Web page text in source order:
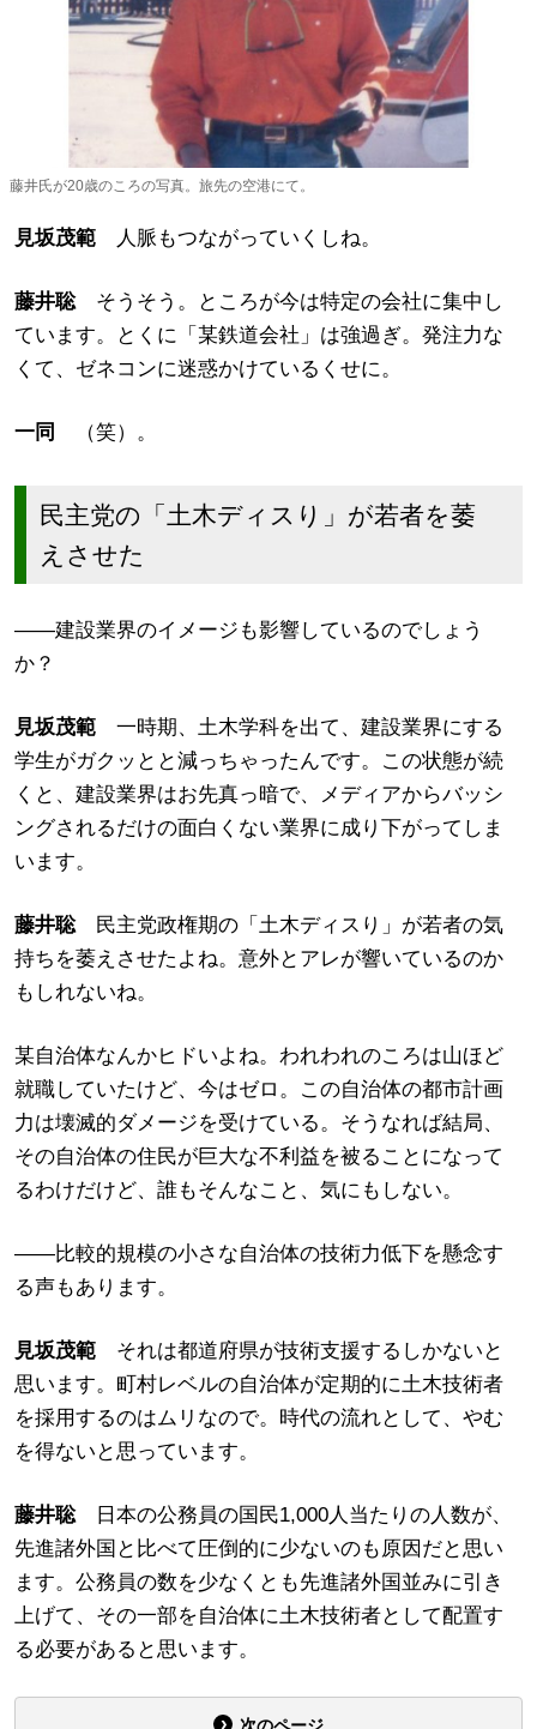
藤井氏が20歳のころの写真。旅先の空港にて。
見坂茂範 人脈もつながっていくしね。
藤井聡そうそう。ところが今は特定の会社に集中し
ています。とくに「某鉄道会社」は強過ぎ。発注力な
くて、ゼネコンに迷惑かけているくせに。
一同 （笑）。
民主党の「土木ディスり」が若者を萎
えさせた
――建設業界のイメージも影響しているのでしょう
か？
見坂茂範 一時期、土木学科を出て、建設業界にする
学生がガクッとと減っちゃったんです。この状態が続
くと、建設業界はお先真っ暗で、メディアからバッシ
ングされるだけの面白くない業界に成り下がってしま
います。
藤井聡民主党政権期の「土木ディスり」が若者の気
持ちを萎えさせたよね。意外とアレが響いているのか
もしれないね。
某自治体なんかヒドいよね。われわれのころは山ほど
就職していたけど、今はゼロ。この自治体の都市計画
力は壊滅的ダメージを受けている。そうなれば結局、
その自治体の住民が巨大な不利益を被ることになって
るわけだけど、誰もそんなこと、気にもしない。
――比較的規模の小さな自治体の技術力低下を懸念す
る声もあります。
見坂茂範 それは都道府県が技術支援するしかないと
思います。町村レベルの自治体が定期的に土木技術者
を採用するのはムリなので。時代の流れとして、やむ
を得ないと思っています。
藤井聡日本の公務員の国民1,000人当たりの人数が、
先進諸外国と比べて圧倒的に少ないのも原因だと思い
ます。公務員の数を少なくとも先進諸外国並みに引き
上げて、その一部を自治体に土木技術者として配置す
る必要があると思います。
次のページ